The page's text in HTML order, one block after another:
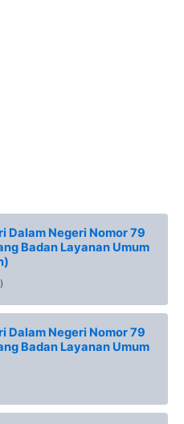
Dalam Negeri Nomor 79
Badan Layanan Umum
Dalam Negeri Nomor 79
Badan Layanan Umum